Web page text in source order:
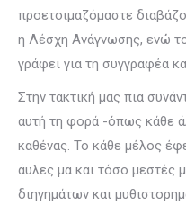
προετοιμαζόμαστε
η Λέσχη Ανάγνωσης, ενώ
γράφει για τη συγγραφέα
Στην τακτική μας πια
αυτή τη φορά -όπως κάθε
καθένας. Το κάθε μέλος
άυλες μα και τόσο μεστές
διηγημάτων και